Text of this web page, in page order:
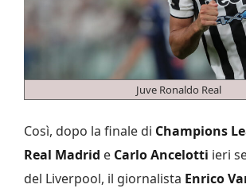
Juve Ronaldo Real
Così, dopo la finale di Champions
Real Madrid e Carlo Ancelotti ieri
del Liverpool, il giornalista Enrico